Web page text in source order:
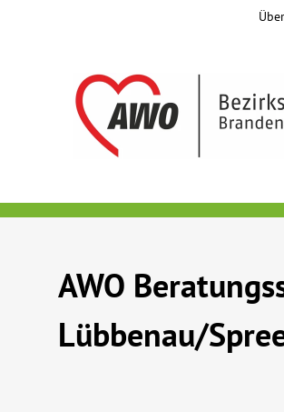
AWO
Lübbenau/